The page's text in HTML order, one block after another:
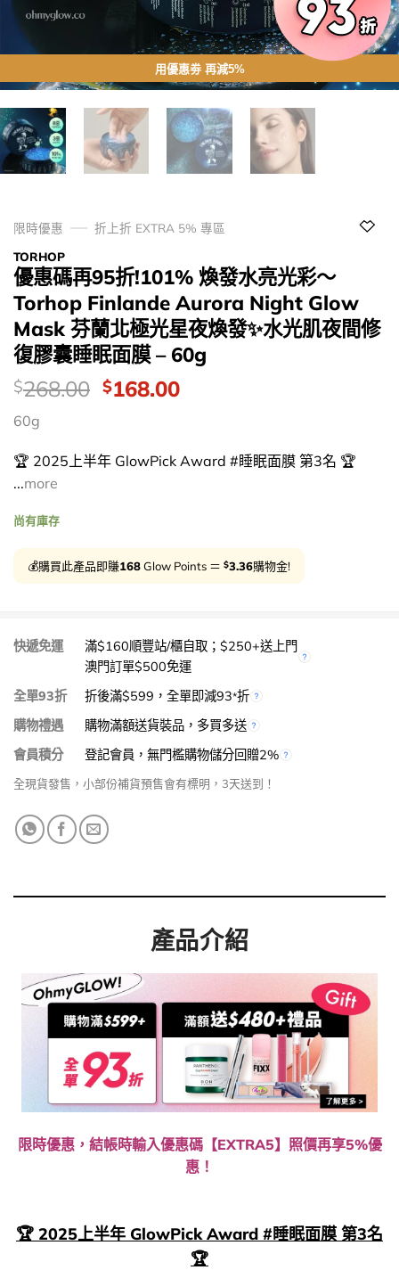
用優惠劵 再減5%
限時優惠
折上折 EXTRA 5% 專區
TORHOP
優惠碼再95折!101% 煥發水亮光彩～
Torhop Finlande Aurora Night Glow
Mask 芬蘭北極光星夜煥發✨水光肌夜間修
復膠囊睡眠面膜 – 60g
價
錢：
$268.00 Original
$268.00.
$168.00Current
$168.00.
60g
🏆 2025上半年 GlowPick Award #睡眠面膜 第3名 🏆
...more
尚有庫存
💰購買此產品即賺168Glow Points ＝ $3.36購物金!
快遞免運
滿$160順豐站/櫃自取；$250+送上門
澳門訂單$500免運
全單93折
折後滿$599，全單即減93*折
購物禮遇
購物滿額送貨裝品，多買多送
會員積分
登記會員，無門檻購物儲分回贈2%
全現貨發售，小部份補貨預售會有標明，3天送到！
產品介紹
限時優惠，結帳時輸入優惠碼【EXTRA5】照價再享5%優
惠！
🏆 2025上半年 GlowPick Award #睡眠面膜 第3名
🏆